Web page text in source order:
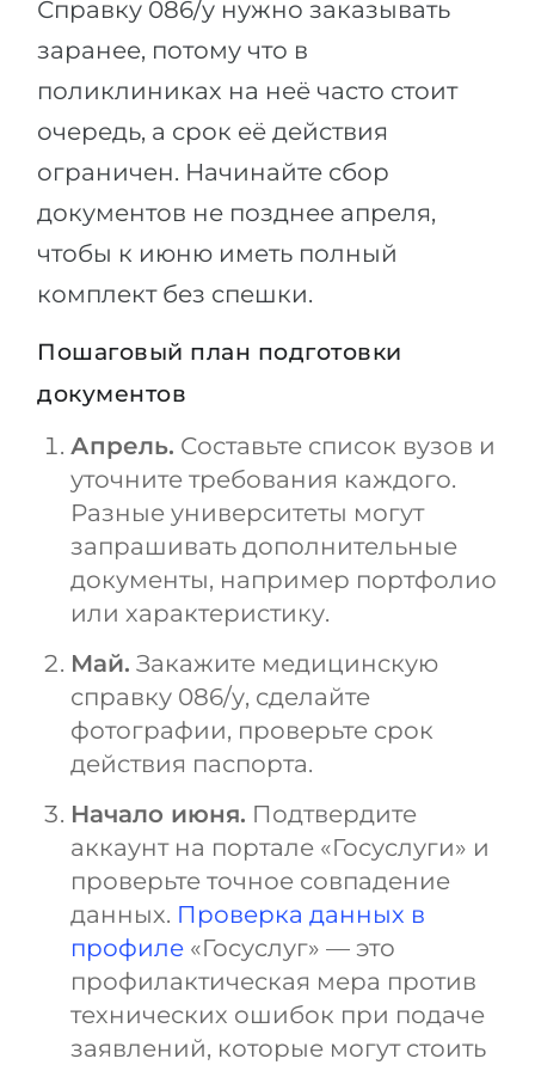
Справку 086/у нужно заказывать
заранее, потому что в
поликлиниках на неё часто стоит
очередь, а срок её действия
ограничен. Начинайте сбор
документов не позднее апреля,
чтобы к июню иметь полный
комплект без спешки.
Пошаговый план подготовки
документов
Апрель. Составьте список вузов и
уточните требования каждого.
Разные университеты могут
запрашивать дополнительные
документы, например портфолио
или характеристику.
Май. Закажите медицинскую
справку 086/у, сделайте
фотографии, проверьте срок
действия паспорта.
Начало июня. Подтвердите
аккаунт на портале «Госуслуги» и
проверьте точное совпадение
данных. Проверка данных в
профиле «Госуслуг» — это
профилактическая мера против
технических ошибок при подаче
заявлений, которые могут стоить